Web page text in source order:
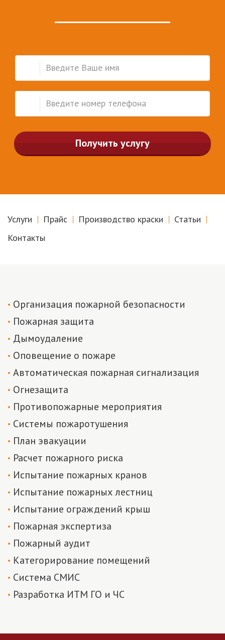
Получить услугу
Услуги Прайс Производство краски
Статьи
Контакты
Организация пожарной безопасности
Пожарная защита
Дымоудаление
Оповещение о пожаре
Автоматическая пожарная сигнализация
Огнезащита
Противопожарные мероприятия
Системы пожаротушения
План эвакуации
Расчет пожарного риска
Испытание пожарных кранов
Испытание пожарных лестниц
Испытание ограждений крыш
Пожарная экспертиза
Пожарный аудит
Категорирование помещений
Система СМИС
Разработка ИТМ ГО и ЧС